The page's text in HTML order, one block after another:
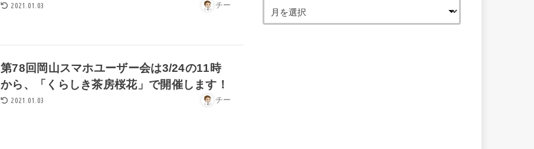
2021.01.03 チー
第78回岡山スマホユーザー会は3/24の11時
から、「くらしき茶房桜花」で開催します！
2021.01.03 チー